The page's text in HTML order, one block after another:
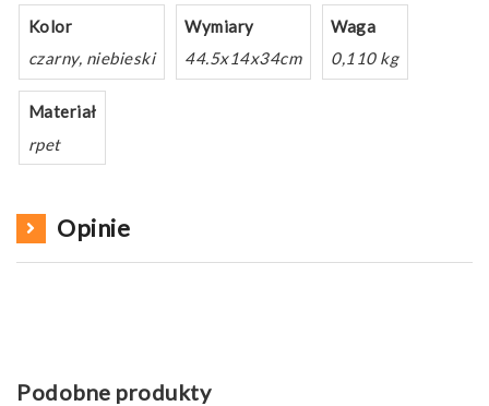
Kolor
czarny, niebieski
Wymiary
44.5x14x34cm
Waga
0,110 kg
Materiał
rpet
Opinie
Podobne produkty